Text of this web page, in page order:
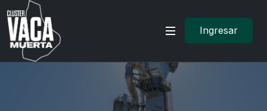
Ingresar